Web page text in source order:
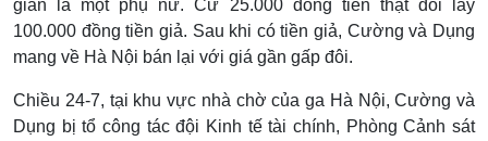
gian là một phụ nữ. Cứ 25.000 đồng tiền thật đổi lấy
100.000 đồng tiền giả. Sau khi có tiền giả, Cường và Dụng
mang về Hà Nội bán lại với giá gần gấp đôi.
Chiều 24-7, tại khu vực nhà chờ của ga Hà Nội, Cường và
Dụng bị tổ công tác đội Kinh tế tài chính, Phòng Cảnh sát